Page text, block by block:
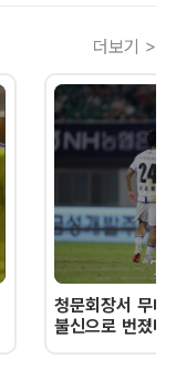
더보기 >
청문회장서 무너
불신으로 번졌